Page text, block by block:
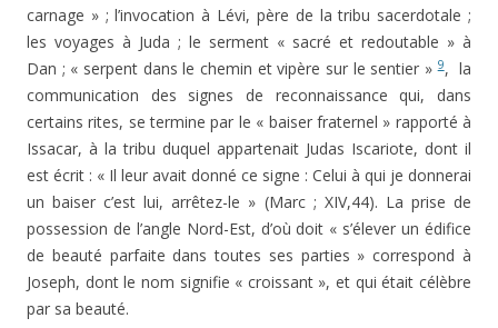
carnage » ; l’invocation à Lévi, père de la tribu sacerdotale ;
les voyages à Juda ; le serment « sacré et redoutable » à
Dan ; « serpent dans le chemin et vipère sur le sentier »9, la
communication des signes de reconnaissance qui, dans
certains rites, se termine par le « baiser fraternel » rapporté à
Issacar, à la tribu duquel appartenait Judas Iscariote, dont il
est écrit : « Il leur avait donné ce signe : Celui à qui je donnerai
un baiser c’est lui, arrêtez-le » (Marc ; XIV,44). La prise de
possession de l’angle Nord-Est, d’où doit « s’élever un édifice
de beauté parfaite dans toutes ses parties » correspond à
Joseph, dont le nom signifie « croissant », et qui était célèbre
par sa beauté.